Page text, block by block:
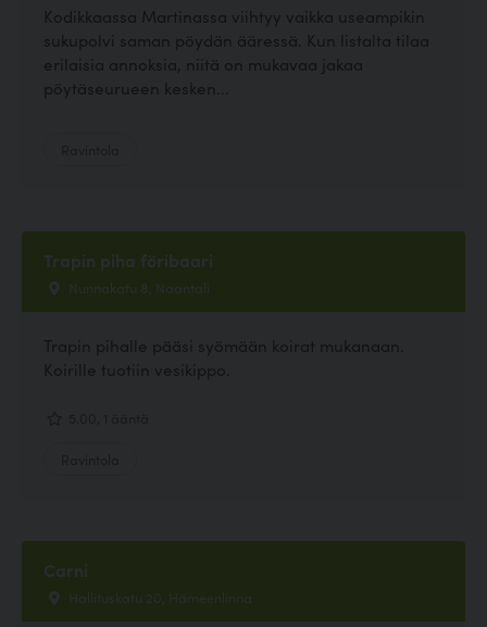
Kodikkaassa Martinassa viihtyy vaikka useampikin
sukupolvi saman pöydän ääressä. Kun listalta tilaa
erilaisia annoksia, niitä on mukavaa jakaa
pöytäseurueen kesken...
Trapin piha föribaari
Nunnakatu 8, Naantali
Trapin pihalle pääsi syömään koirat mukanaan.
Koirille tuotiin vesikippo.
Carni
Hallituskatu 20, Hämeenlinna